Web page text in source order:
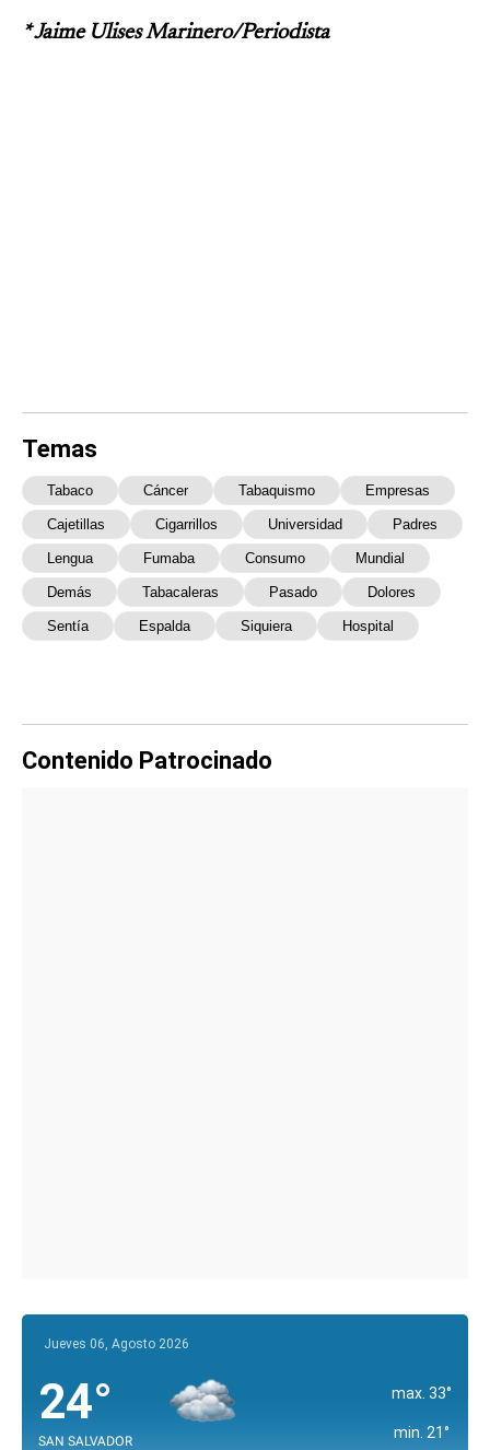
* Jaime Ulises Marinero/Periodista
Temas
Tabaco Cáncer Tabaquismo Empresas
Cajetillas Cigarrillos Universidad Padres
Lengua Fumaba Consumo Mundial
Demás Tabacaleras Pasado Dolores
Sentía Espalda Siquiera Hospital
Contenido Patrocinado
Jueves 06, Agosto 2026
24°
SAN SALVADOR
max. 33°
min. 21°